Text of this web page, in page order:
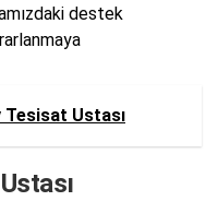
destek
Tesisat Ustası